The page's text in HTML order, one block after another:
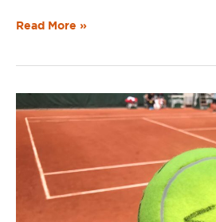
Read More »
Ramasseurs
de
balle